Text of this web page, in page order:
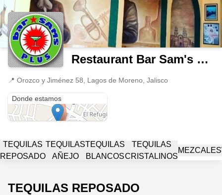
Restaurant Bar Sam's Plus
📍 Orozco y Jiménez 58, Lagos de Moreno, Jalisco
Donde estamos
TEQUILAS
REPOSADO
TEQUILAS
AÑEJO
TEQUILAS
BLANCOS
TEQUILAS
CRISTALINOS
MEZCALES
TEQUILAS REPOSADO